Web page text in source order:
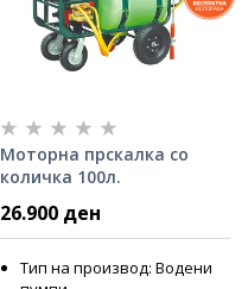
Моторна прскалка со
количка 100л.
26.900 ден
Тип на производ: Водени